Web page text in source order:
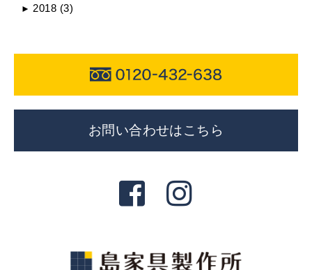
► 2018 (3)
お問い合わせはこちら